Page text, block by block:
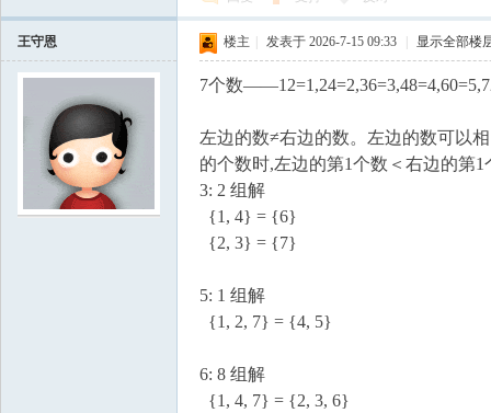
王守恩 楼主 发表于 2026-7-15 09:33 显示全部楼
7个数
左边的数≠右边的数。左边的数可以
的个数时,左边的第1个数＜右边的
3: 2 组解
{1, 4} = {6}
{2, 3} = {7}
5: 1 组解
{1, 2, 7} = {4, 5}
6: 8 组解
{1, 4, 7} = {2, 3, 6}